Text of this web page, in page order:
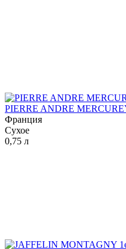
PIERRE ANDRE
Франция
Сухое
0,75 л